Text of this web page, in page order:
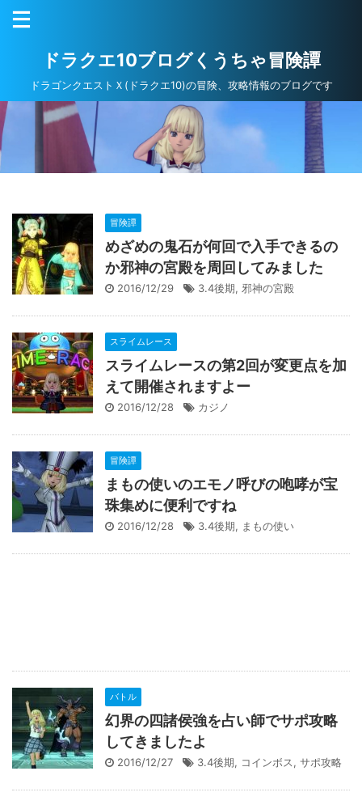
ドラクエ10ブログくうちゃ冒険譚
ドラゴンクエストＸ(ドラクエ10)の冒険、攻略情報のブログです
冒険譚
めざめの鬼石が何回で入手できるの
か邪神の宮殿を周回してみました
2016/12/29 3.4後期, 邪神の宮殿
スライムレース
スライムレースの第2回が変更点を加
えて開催されますよー
2016/12/28 カジノ
冒険譚
まもの使いのエモノ呼びの咆哮が宝
珠集めに便利ですね
2016/12/28 3.4後期, まもの使い
バトル
幻界の四諸侯強を占い師でサポ攻略
してきましたよ
2016/12/27 3.4後期, コインボス, サポ攻略